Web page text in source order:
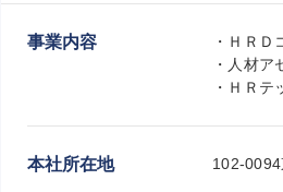
事業内容
・ＨＲ
・人材
・ＨＲテ
本社所在地 102-